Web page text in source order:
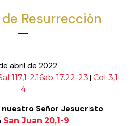
Resurrección
abril de 2022
117,1-2.16ab-17.22-23 | Col 3,1-
4
nuestro Señor Jesucristo
San Juan 20,1-9